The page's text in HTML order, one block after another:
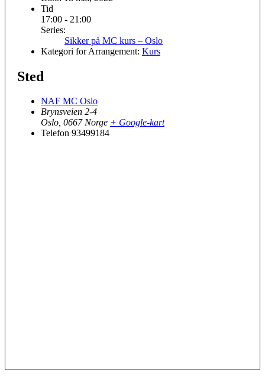
Tid
17:00 - 21:00
Series:
Sikker på MC kurs – Oslo
Kategori for Arrangement: Kurs
Sted
NAF MC Oslo
Brynsveien 2-4
Oslo, 0667 Norge + Google-kart
Telefon 93499184